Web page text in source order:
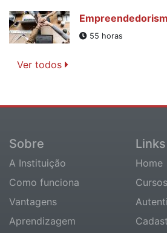
55 horas
Ver todos
Sobre
A Instituição
Como funciona
Vantagens
Aprendizagem
Links
Home
Cursos